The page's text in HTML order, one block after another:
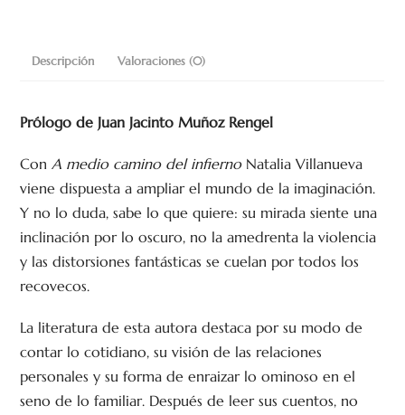
Descripción Valoraciones (0)
Prólogo de Juan Jacinto Muñoz Rengel
ConA medio camino del infiernoNatalia Villanueva
viene dispuesta a ampliar el mundo de la imaginación.
Y no lo duda, sabe lo que quiere: su mirada siente una
inclinación por lo oscuro, no la amedrenta la violencia
y las distorsiones fantásticas se cuelan por todos los
recovecos.
La literatura de esta autora destaca por su modo de
contar lo cotidiano, su visión de las relaciones
personales y su forma de enraizar lo ominoso en el
seno de lo familiar. Después de leer sus cuentos, no